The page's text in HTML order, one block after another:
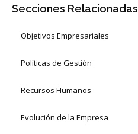
Secciones Relacionadas
Objetivos Empresariales
Políticas de Gestión
Recursos Humanos
Evolución de la Empresa